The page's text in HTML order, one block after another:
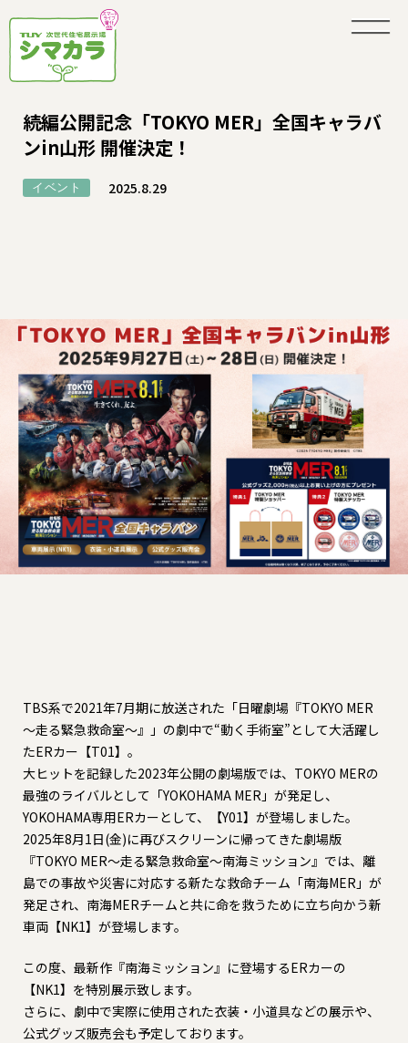
続編公開記念「TOKYO MER」全国キャラバ
ンin山形 開催決定！
イベント 2025.8.29
TBS系で2021年7月期に放送された「日曜劇場『TOKYO MER
～走る緊急救命室～』」の劇中で“動く手術室”として大活躍し
たERカー【T01】。
大ヒットを記録した2023年公開の劇場版では、TOKYO MERの
最強のライバルとして「YOKOHAMA MER」が発足し、
YOKOHAMA専用ERカーとして、【Y01】が登場しました。
2025年8月1日(金)に再びスクリーンに帰ってきた劇場版
『TOKYO MER～走る緊急救命室～南海ミッション』では、離
島での事故や災害に対応する新たな救命チーム「南海MER」が
発足され、南海MERチームと共に命を救うために立ち向かう新
車両【NK1】が登場します。
この度、最新作『南海ミッション』に登場するERカーの
【NK1】を特別展示致します。
さらに、劇中で実際に使用された衣装・小道具などの展示や、
公式グッズ販売会も予定しております。